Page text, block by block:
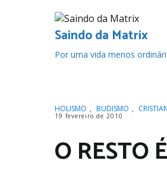
Saindo da Matrix
Por uma vida menos
HOLISMO , BUDISMO ,
19 fevereiro de 2010
O RESTO